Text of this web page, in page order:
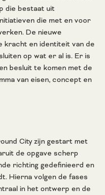
die bestaat uit
die met en voor
De nieuwe
kracht en identiteit van de
op wat er al is. Er is
besluit te komen met de
van eisen, concept en
City zijn gestart met
de opgave scherp
richting gedefinieerd en
Hierna volgen de fases
in het ontwerp en de